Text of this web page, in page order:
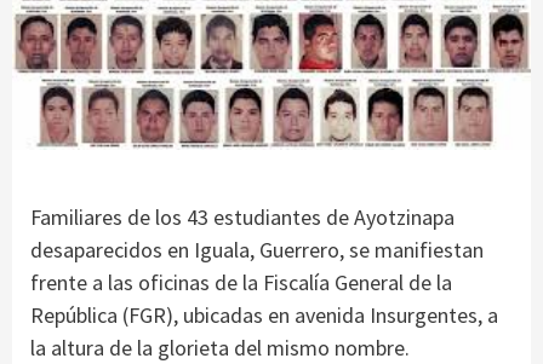
Familiares de los 43 estudiantes de Ayotzinapa
desaparecidos en Iguala, Guerrero, se manifiestan
frente a las oficinas de la Fiscalía General de la
República (FGR), ubicadas en avenida Insurgentes, a
la altura de la glorieta del mismo nombre.